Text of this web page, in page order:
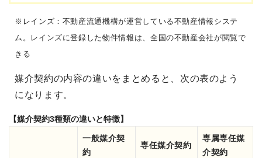
※レインズ：不動産流通機構が運営している不動産情報システ
ム。レインズに登録した物件情報は、全国の不動産会社が閲覧で
きる
媒介契約の内容の違いをまとめると、次の表のよう
になります。
【媒介契約3種類の違いと特徴】
一般媒介契
約
専任媒介契約
専属専任媒
介契約